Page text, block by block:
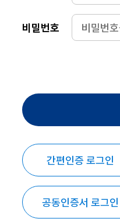
비밀번호
간편인증 로그인
공동인증서 로그인